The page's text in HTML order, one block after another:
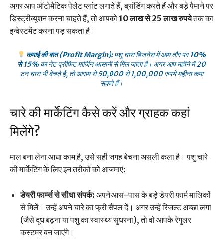
अगर आप ऑटोमैटिक पेलेट प्लांट लगाते हैं, ब्रांडिंग करते हैं और बड़े पैमाने पर
डिस्ट्रीब्यूशन करना चाहते हैं, तो आपको 10 लाख से 25 लाख रुपयेतक का
इन्वेस्टमेंट करना पड़ सकता है।
कमाई की बात (Profit Margin):पशु चारा बिजनेस में आम तौर पर10%
से 15% का नेट प्रॉफिट मार्जिन आसानी से मिल जाता है। अगर आप महीने में 20
टन चारा भी बेचते हैं, तो आराम से 50,000 से 1,00,000 रुपये महीना कमा
सकते हैं।
चारे की मार्केटिंग कैसे करें और ग्राहक कहां
मिलेंगे?
माल बना लेना आधा काम है, उसे सही जगह बेचना असली कला है। पशु चारे
की मार्केटिंग के लिए इन तरीकों को आजमाएं:
डेयरी फार्म्स से सीधा संपर्क: अपने आस-पास के बड़े डेयरी फार्म मालिकों
से मिलें। उन्हें अपने चारे का फ्री सैंपल दें। अगर उन्हें रिजल्ट अच्छा लगा
(जैसे दूध बढ़ना या पशु का स्वास्थ्य सुधरना), तो वो आपके रेगुलर
कस्टमर बन जाएंगे।